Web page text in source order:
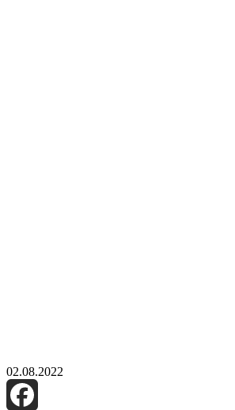
02.08.2022